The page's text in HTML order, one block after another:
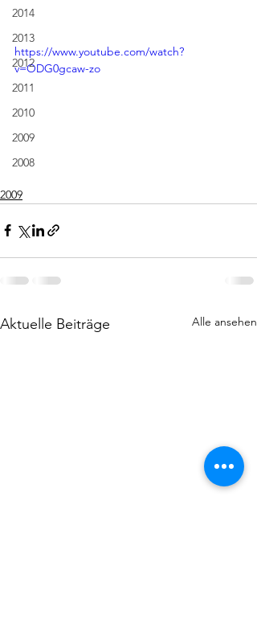
2014
2013
2012
2011
2010
2009
2008
https://www.youtube.com/watch?
v=ODG0gcaw-zo
2009
Aktuelle Beiträge Alle ansehen